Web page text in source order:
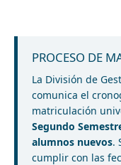
PROCESO DE
La División de
comunica el
matriculación
Segundo
alumnos nuevos.
cumplir con las